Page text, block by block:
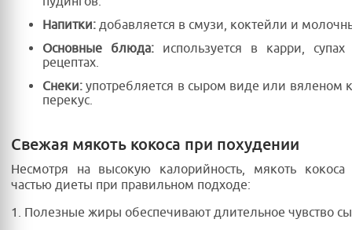
Напитки: добавляется в смузи, коктейли и
Основные блюда: используется в карри, супах
рецептах.
Снеки: употребляется в сыром виде или вяленом
перекус.
Свежая мякоть кокоса при похудении
Несмотря на высокую калорийность, мякоть
частью диеты при правильном подходе:
1. Полезные жиры обеспечивают длительное чувство